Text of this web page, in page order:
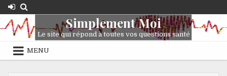
Skip
to
content
Simplement Moi
Le site qui répond à toutes vos questions santé
MENU